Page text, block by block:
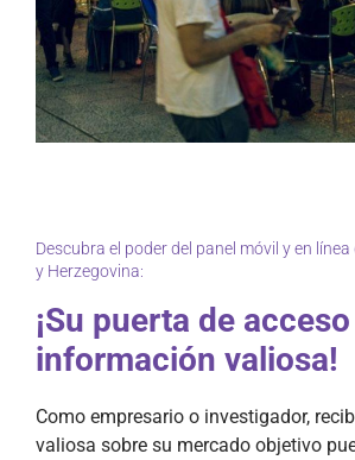
Descubra el poder del panel móvil y en línea
y Herzegovina:
¡Su puerta de
información valiosa!
Como empresario o investigador,
valiosa sobre su mercado objetivo